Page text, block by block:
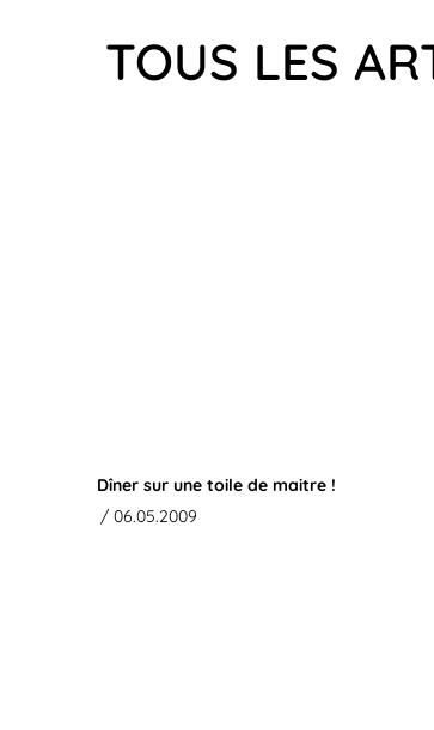
TOUS LES
Dîner sur une toile de maitre !
/ 06.05.2009